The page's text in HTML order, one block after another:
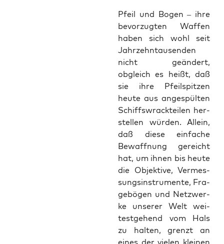
Pfeil und Bogen – ihre
bevor­zug­ten Waf­fen
haben sich wohl seit
Jahr­zehn­tau­sen­den
nicht geän­dert,
obgleich es heißt, daß
sie ihre Pfeil­spit­zen
heu­te aus ange­spül­ten
Schiffs­wrack­tei­len her­
stel­len wür­den. Allein,
daß die­se ein­fa­che
Bewaff­nung gereicht
hat, um ihnen bis heu­te
die Objek­ti­ve, Ver­mes­
sungs­in­stru­men­te, Fra­
ge­bö­gen und Netz­wer­
ke unse­rer Welt wei­
test­ge­hend vom Hals
zu hal­ten, grenzt an
eines der vie­len klei­nen